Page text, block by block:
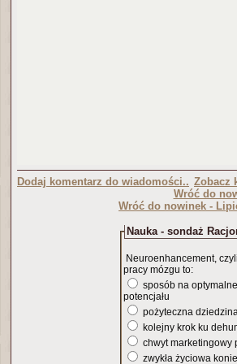
Dodaj komentarz do wiadomości.. Zobacz
Wróć do
Wróć do nowinek -
Nauka - sondaż
Neuroenhancement,
pracy mózgu to:
sposób na
potencjału
pożyteczna
kolejny krok ku
chwyt marketingowy
zwykła życiowa